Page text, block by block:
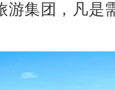
游集团，凡是